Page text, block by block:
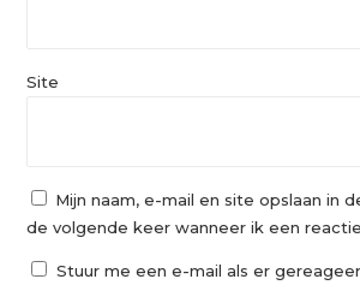
Site
Mijn naam, e-mail en site opslaan in
de volgende keer wanneer ik een
Stuur me een e-mail als er